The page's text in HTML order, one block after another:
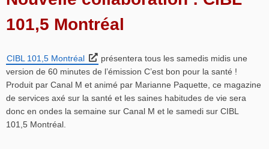
101,5 Montréal
CIBL 101,5 Montréal
présentera tous les samedis midis une
version de 60 minutes de l’émission C’est bon pour la santé !
Produit par Canal M et animé par Marianne Paquette, ce magazine
de services axé sur la santé et les saines habitudes de vie sera
donc en ondes la semaine sur Canal M et le samedi sur CIBL
101,5 Montréal.